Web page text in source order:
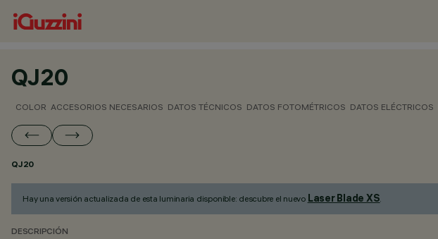
QJ20
COLOR ACCESORIOS NECESARIOS DATOS TÉCNICOS DATOS FOTOMÉTRICOS DATOS ELÉCTRICOS
QJ20
Hay una versión actualizada de esta luminaria disponible: descubre el nuevo Laser Blade XS.
DESCRIPCIÓN